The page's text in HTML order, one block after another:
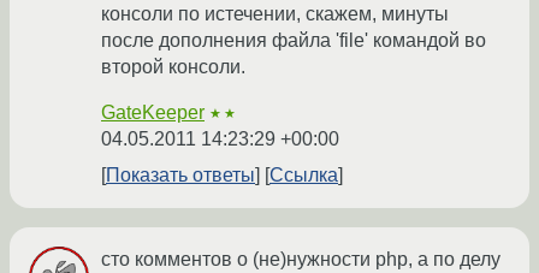
консоли по истечении, скажем, минуты
после дополнения файла 'file' командой во
второй консоли.
GateKeeper ★★
04.05.2011 14:23:29 +00:00
Показать ответы
Ссылка
сто комментов о (не)нужности php, а по делу